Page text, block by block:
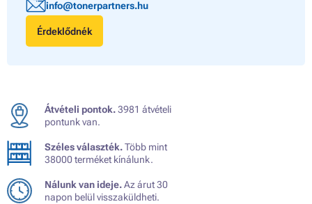
info@tonerpartners.hu
Érdeklődnék
Átvételi pontok.3981 átvételi
pontunk van.
Széles választék.Több mint
38000 terméket kínálunk.
Nálunk van ideje.Az árut 30
napon belül visszaküldheti.